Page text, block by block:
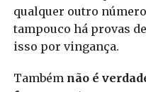
qualquer outro
tampouco há provas
isso por vingança.
Também não é